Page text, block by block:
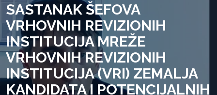
SASTANAK ŠEFOVA
VRHOVNIH REVIZIONIH
INSTITUCIJA MREŽE
VRHOVNIH REVIZIONIH
INSTITUCIJA (VRI) ZEMALJA
KANDIDATA I POTENCIJALNIH